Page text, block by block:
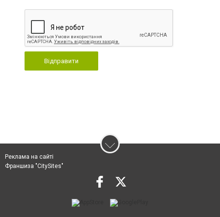
Відправити
Реклама на сайті
Франшиза "CitySites"